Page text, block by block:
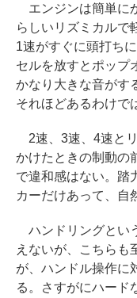
エンジンは簡単に
らしいリズミカルで
1速がすぐに頭打ち
セルを放すとポップ
かなり大きな音がす
それほどあるわけで
2速、3速、4速と
かけたときの制動の
で違和感はない。踏
カーだけあって、自
ハンドリングとい
えないが、こちらも
が、ハンドル操作に
る。さすがにハード